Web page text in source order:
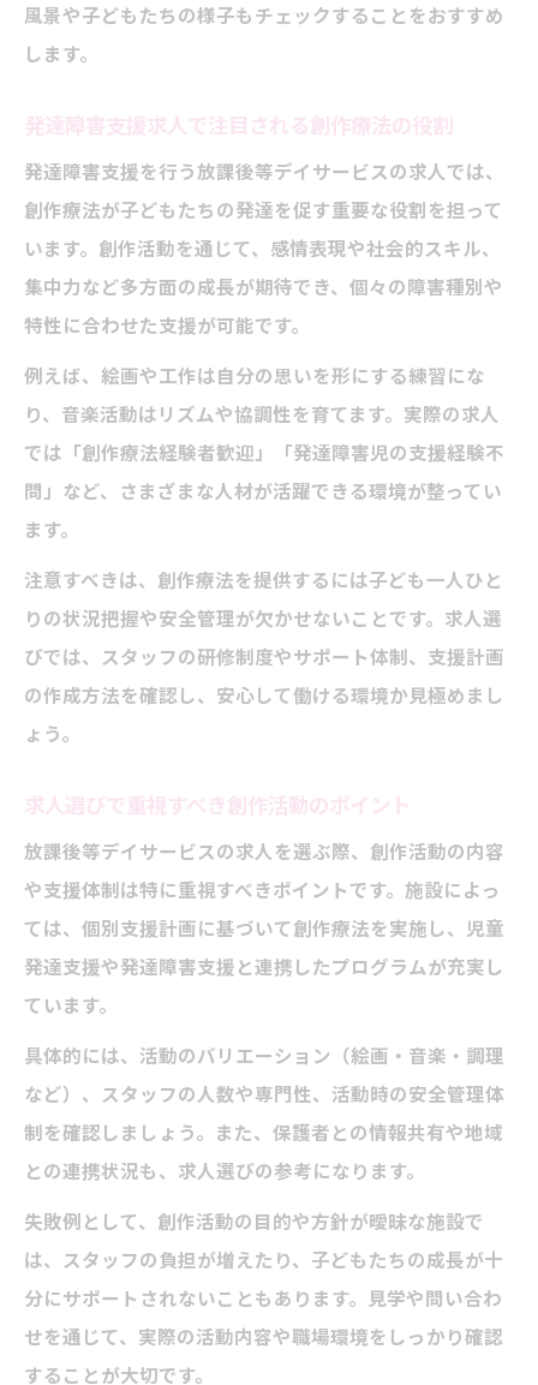
風景や子どもたちの様子もチェックすることをおすすめ
します。
発達障害支援求人で注目される創作療法の役割
発達障害支援を行う放課後等デイサービスの求人では、
創作療法が子どもたちの発達を促す重要な役割を担って
います。創作活動を通じて、感情表現や社会的スキル、
集中力など多方面の成長が期待でき、個々の障害種別や
特性に合わせた支援が可能です。
例えば、絵画や工作は自分の思いを形にする練習にな
り、音楽活動はリズムや協調性を育てます。実際の求人
では「創作療法経験者歓迎」「発達障害児の支援経験不
問」など、さまざまな人材が活躍できる環境が整ってい
ます。
注意すべきは、創作療法を提供するには子ども一人ひと
りの状況把握や安全管理が欠かせないことです。求人選
びでは、スタッフの研修制度やサポート体制、支援計画
の作成方法を確認し、安心して働ける環境か見極めまし
ょう。
求人選びで重視すべき創作活動のポイント
放課後等デイサービスの求人を選ぶ際、創作活動の内容
や支援体制は特に重視すべきポイントです。施設によっ
ては、個別支援計画に基づいて創作療法を実施し、児童
発達支援や発達障害支援と連携したプログラムが充実し
ています。
具体的には、活動のバリエーション（絵画・音楽・調理
など）、スタッフの人数や専門性、活動時の安全管理体
制を確認しましょう。また、保護者との情報共有や地域
との連携状況も、求人選びの参考になります。
失敗例として、創作活動の目的や方針が曖昧な施設で
は、スタッフの負担が増えたり、子どもたちの成長が十
分にサポートされないこともあります。見学や問い合わ
せを通じて、実際の活動内容や職場環境をしっかり確認
することが大切です。